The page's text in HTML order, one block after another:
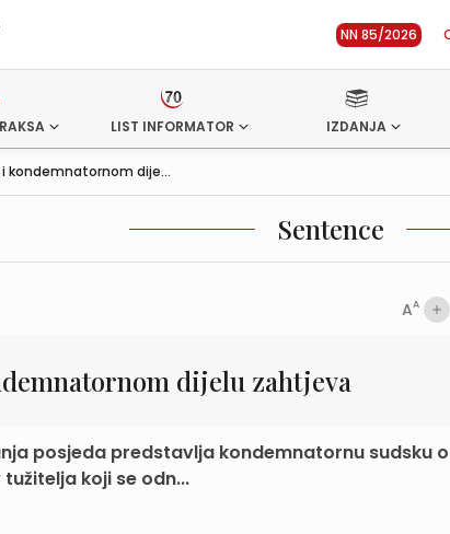
NN 85/2026
LIST INFORMATOR IZDANJA
kondemnatornom dije...
Sentence
AA
dijelu zahtjeva
posjeda predstavlja kondemnatornu sudsku
koji se odn...